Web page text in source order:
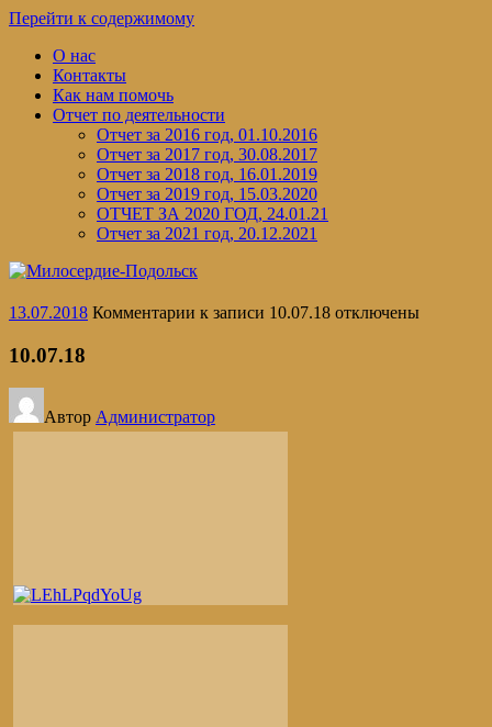
Перейти к содержимому
О нас
Контакты
Как нам помочь
Отчет по деятельности
Отчет за 2016 год, 01.10.2016
Отчет за 2017 год, 30.08.2017
Отчет за 2018 год, 16.01.2019
Отчет за 2019 год, 15.03.2020
ОТЧЕТ ЗА 2020 ГОД, 24.01.21
Отчет за 2021 год, 20.12.2021
13.07.2018 Комментарии к записи 10.07.18 отключены
10.07.18
Автор Администратор